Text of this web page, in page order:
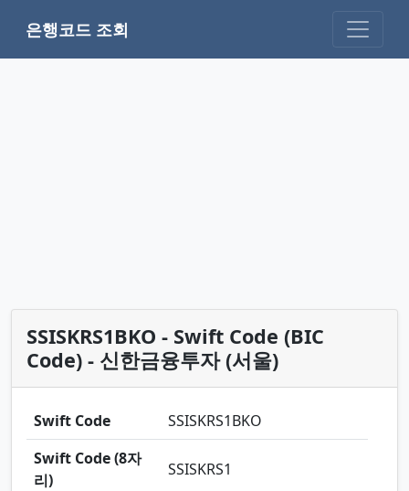
은행코드 조회
SSISKRS1BKO - Swift Code (BIC
Code) - 신한금융투자 (서울)
Swift Code
SSISKRS1BKO
Swift Code (8자
리)
SSISKRS1